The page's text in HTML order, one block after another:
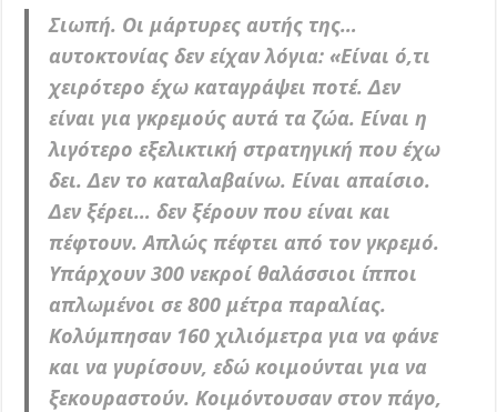
Σιωπή. Οι μάρτυρες αυτής της…
αυτοκτονίας δεν είχαν λόγια: «Είναι ό,τι
χειρότερο έχω καταγράψει ποτέ. Δεν
είναι για γκρεμούς αυτά τα ζώα. Είναι η
λιγότερο εξελικτική στρατηγική που έχω
δει. Δεν το καταλαβαίνω. Είναι απαίσιο.
Δεν ξέρει… δεν ξέρουν που είναι και
πέφτουν. Απλώς πέφτει από τον γκρεμό.
Υπάρχουν 300 νεκροί θαλάσσιοι ίπποι
απλωμένοι σε 800 μέτρα παραλίας.
Κολύμπησαν 160 χιλιόμετρα για να φάνε
και να γυρίσουν, εδώ κοιμούνται για να
ξεκουραστούν. Κοιμόντουσαν στον πάγο,